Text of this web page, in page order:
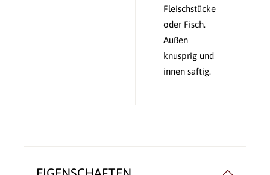
Fleischstücke
oder Fisch.
Außen
knusprig und
innen saftig.